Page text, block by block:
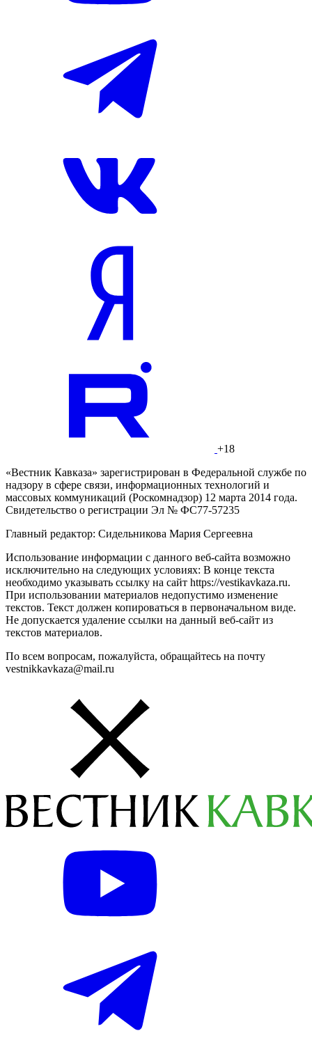
+18
«Вестник Кавказа» зарегистрирован в Федеральной службе по
надзору в сфере связи, информационных технологий и
массовых коммуникаций (Роскомнадзор) 12 марта 2014 года.
Свидетельство о регистрации Эл № ФС77-57235
Главный редактор: Сидельникова Мария Сергеевна
Использование информации с данного веб-сайта возможно
исключительно на следующих условиях: В конце текста
необходимо указывать ссылку на сайт https://vestikavkaza.ru.
При использовании материалов недопустимо изменение
текстов. Текст должен копироваться в первоначальном виде.
Не допускается удаление ссылки на данный веб-сайт из
текстов материалов.
По всем вопросам, пожалуйста, обращайтесь на почту
vestnikkavkaza@mail.ru